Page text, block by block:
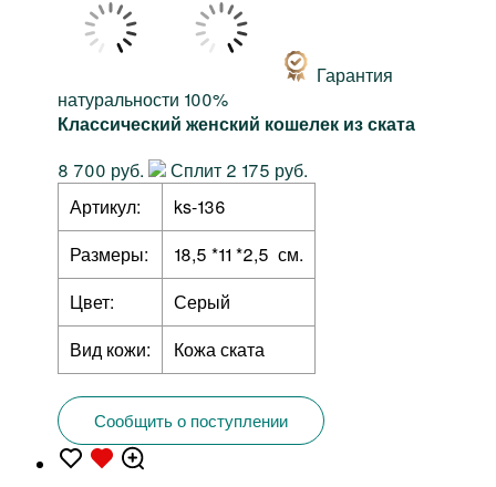
Гарантия
натуральности 100%
Классический женский кошелек из ската
8 700 руб.
Сплит 2 175 руб.
Артикул:
ks-136
Размеры:
18,5 *11 *2,5 см.
Цвет:
Серый
Вид кожи:
Кожа ската
Сообщить о поступлении